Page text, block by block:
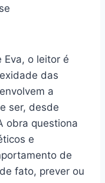
o leitor é
das
a
ser, desde
obra questiona
e
de
fato, prever ou